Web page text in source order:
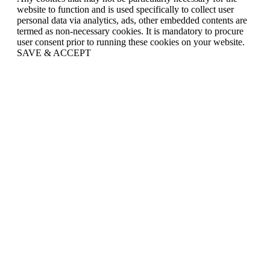
website to function and is used specifically to collect user
personal data via analytics, ads, other embedded contents are
termed as non-necessary cookies. It is mandatory to procure
user consent prior to running these cookies on your website.
SAVE & ACCEPT